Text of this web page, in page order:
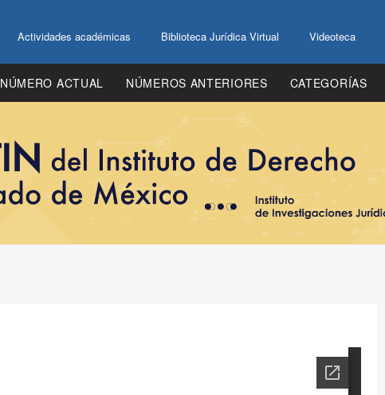
Actividades académicas Biblioteca Jurídica Virtual Videoteca
NÚMERO ACTUAL NÚMEROS ANTERIORES CATEGORÍAS